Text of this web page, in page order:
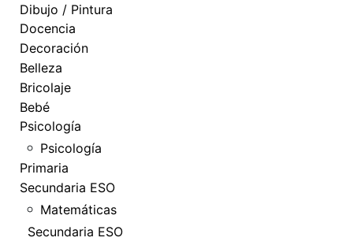
Dibujo / Pintura
Docencia
Decoración
Belleza
Bricolaje
Bebé
Psicología
Psicología
Primaria
Secundaria ESO
Matemáticas
Secundaria ESO